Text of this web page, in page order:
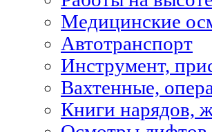
Медицинские
Автотранспорт
Инструмент,
Вахтенные,
Книги нарядов,